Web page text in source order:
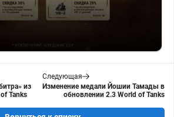
из
Tanks
Следующая
Изменение медали Йошии Тамады в
обновлении 2.3 World of Tanks